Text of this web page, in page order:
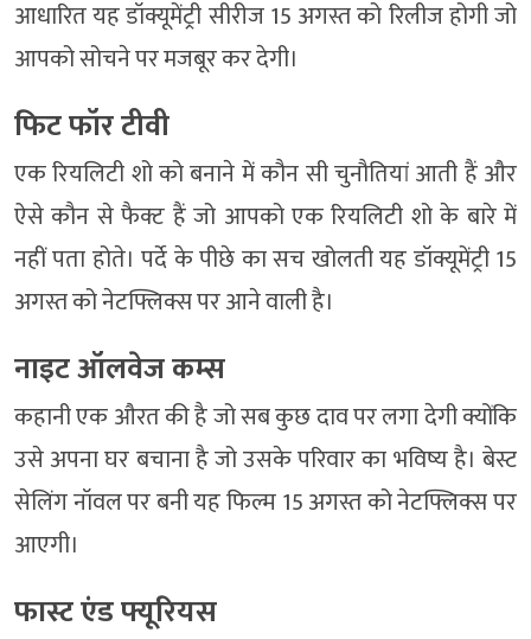
आधारित यह डॉक्यूमेंट्री सीरीज 15 अगस्त को रिलीज होगी जो
आपको सोचने पर मजबूर कर देगी।
फिट फॉर टीवी
एक रियलिटी शो को बनाने में कौन सी चुनौतियां आती हैं और
ऐसे कौन से फैक्ट हैं जो आपको एक रियलिटी शो के बारे में
नहीं पता होते। पर्दे के पीछे का सच खोलती यह डॉक्यूमेंट्री 15
अगस्त को नेटफ्लिक्स पर आने वाली है।
नाइट ऑलवेज कम्स
कहानी एक औरत की है जो सब कुछ दाव पर लगा देगी क्योंकि
उसे अपना घर बचाना है जो उसके परिवार का भविष्य है। बेस्ट
सेलिंग नॉवल पर बनी यह फिल्म 15 अगस्त को नेटफ्लिक्स पर
आएगी।
फास्ट एंड फ्यूरियस